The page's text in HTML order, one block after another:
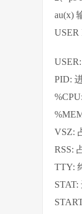
au(x)
USER
PID:
VSZ:
RSS:
TTY: